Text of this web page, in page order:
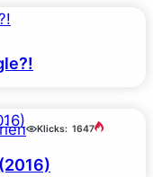
Klicks: 1647